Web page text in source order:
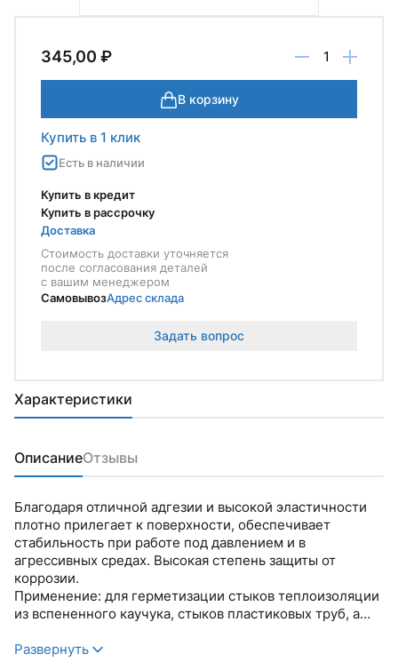
Характеристики
345,00 ₽
В корзину
Купить в 1 клик
Есть в наличии
Купить в кредит
Купить в рассрочку
Доставка
Стоимость доставки уточняется
после согласования деталей
с вашим менеджером
СамовывозАдрес склада
Задать вопрос
ОписаниеОтзывы
Благодаря отличной адгезии и высокой эластичности
плотно прилегает к поверхности, обеспечивает
стабильность при работе под давлением и в
агрессивных средах. Высокая степень защиты от
коррозии.
Применение: для герметизации стыков теплоизоляции
из вспененного каучука, стыков пластиковых труб, а
и конструкций, находящихся в широком диапазоне
Развернуть